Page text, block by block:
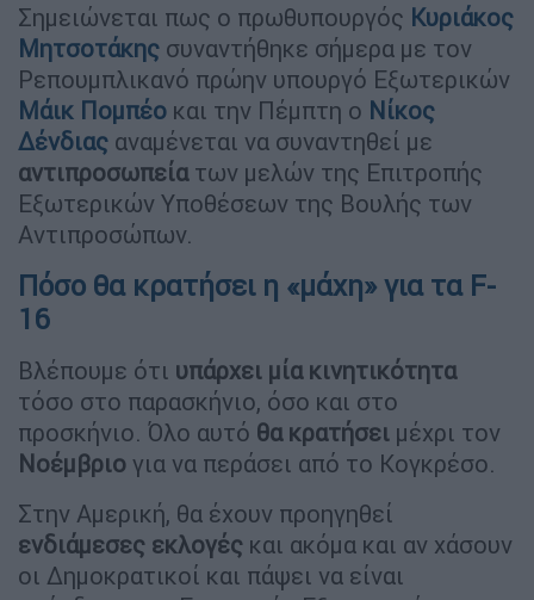
Σημειώνεται πως ο πρωθυπουργός Κυριάκος
Μητσοτάκης συναντήθηκε σήμερα με τον
Ρεπουμπλικανό πρώην υπουργό Εξωτερικών
Μάικ Πομπέο και την Πέμπτη ο Νίκος
Δένδιας αναμένεται να συναντηθεί με
αντιπροσωπείατων μελών της Επιτροπής
Εξωτερικών Υποθέσεων της Βουλής των
Αντιπροσώπων.
Πόσο θα κρατήσει η «μάχη» για τα F-
16
Βλέπουμε ότι υπάρχει μία κινητικότητα
τόσο στο παρασκήνιο, όσο και στο
προσκήνιο. Όλο αυτό θα κρατήσει μέχρι τον
Νοέμβριο για να περάσει από το Κογκρέσο.
Στην Αμερική, θα έχουν προηγηθεί
ενδιάμεσες εκλογές και ακόμα και αν χάσουν
οι Δημοκρατικοί και πάψει να είναι